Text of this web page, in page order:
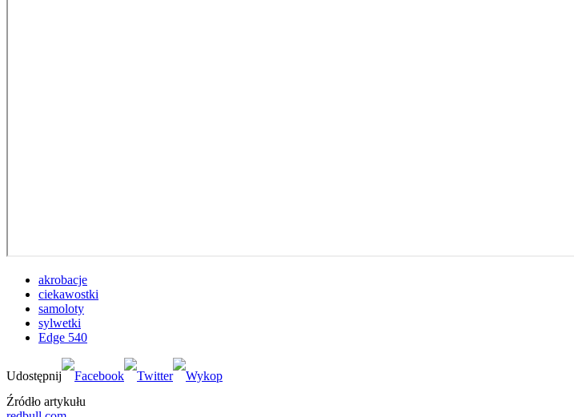
akrobacje
ciekawostki
samoloty
sylwetki
Edge 540
Źródło artykułu